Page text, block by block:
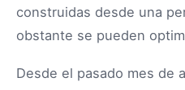
construidas desde una
obstante se pueden
Desde el pasado mes de